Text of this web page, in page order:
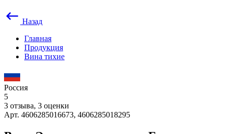
Назад
Главная
Продукция
Вина тихие
Россия
5
3 отзыва, 3 оценки
Арт. 4606285016673, 4606285018295